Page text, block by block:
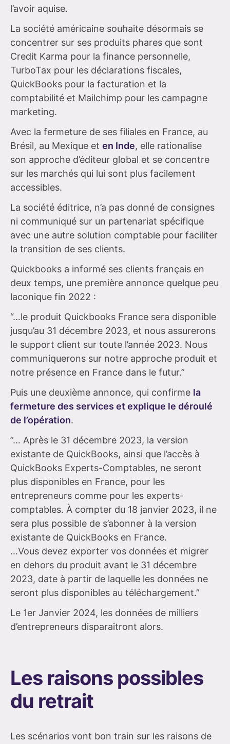
l’avoir aquise.
La société américaine souhaite désormais se
concentrer sur ses produits phares que sont
Credit Karma pour la finance personnelle,
TurboTax pour les déclarations fiscales,
QuickBooks pour la facturation et la
comptabilité et Mailchimp pour les campagne
marketing.
Avec la fermeture de ses filiales en France, au
Brésil, au Mexique et en Inde, elle rationalise
son approche d’éditeur global et se concentre
sur les marchés qui lui sont plus facilement
accessibles.
La société éditrice, n’a pas donné de consignes
ni communiqué sur un partenariat spécifique
avec une autre solution comptable pour faciliter
la transition de ses clients.
Quickbooks a informé ses clients français en
deux temps, une première annonce quelque peu
laconique fin 2022 :
“…le produit Quickbooks France sera disponible
jusqu’au 31 décembre 2023, et nous assurerons
le support client sur toute l’année 2023. Nous
communiquerons sur notre approche produit et
notre présence en France dans le futur.”
Puis une deuxième annonce, qui confirme la
fermeture des services et explique le déroulé
de l’opération.
”… Après le 31 décembre 2023, la version
existante de QuickBooks, ainsi que l’accès à
QuickBooks Experts-Comptables, ne seront
plus disponibles en France, pour les
entrepreneurs comme pour les experts-
comptables. À compter du 18 janvier 2023, il ne
sera plus possible de s’abonner à la version
existante de QuickBooks en France.
…Vous devez exporter vos données et migrer
en dehors du produit avant le 31 décembre
2023, date à partir de laquelle les données ne
seront plus disponibles au téléchargement.”
Le 1er Janvier 2024, les données de milliers
d’entrepreneurs disparaitront alors.
Les raisons possibles
du retrait
Les scénarios vont bon train sur les raisons de